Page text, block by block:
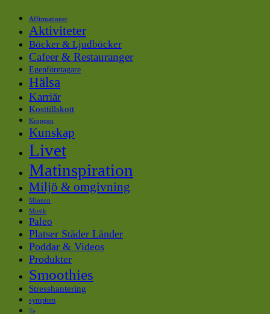
Affirmationer
Aktiviteter
Böcker & Ljudböcker
Cafeer & Restauranger
Egenföretagare
Hälsa
Karriär
Kosttillskott
Kroppen
Kunskap
Livet
Matinspiration
Miljö & omgivning
Minnen
Musik
Paleo
Platser Städer Länder
Poddar & Videos
Produkter
Smoothies
Stresshantering
symptom
Te